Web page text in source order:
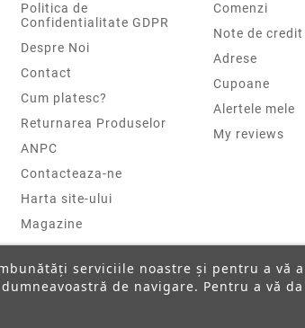
Politica de
Confidentialitate GDPR
Despre Noi
Contact
Cum platesc?
Returnarea Produselor
ANPC
Contacteaza-ne
Harta site-ului
Magazine
Comenzi
Note de credit
Adrese
Cupoane
Alertele mele
My reviews
serviciile noastre și pentru a vă
de navigare. Pentru a vă